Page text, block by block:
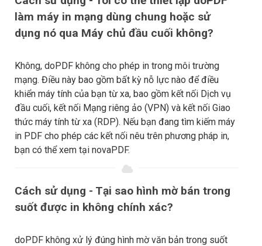
làm máy in mạng dùng chung hoặc sử
dụng nó qua Máy chủ đầu cuối không?
Không, doPDF không cho phép in trong môi trường
mạng. Điều này bao gồm bất kỳ nỗ lực nào để điều
khiển máy tính của bạn từ xa, bao gồm kết nối Dịch vụ
đầu cuối, kết nối Mạng riêng ảo (VPN) và kết nối Giao
thức máy tính từ xa (RDP). Nếu bạn đang tìm kiếm máy
in PDF cho phép các kết nối nêu trên phương pháp in,
bạn có thể xem tại novaPDF.
Cách sử dụng - Tại sao hình mờ bán trong
suốt được in không chính xác?
doPDF không xử lý đúng hình mờ văn bản trong suốt